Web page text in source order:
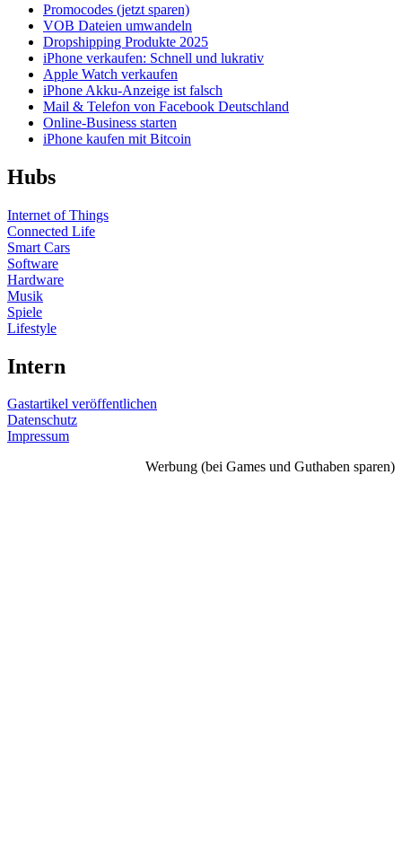
Promocodes (jetzt sparen)
VOB Dateien umwandeln
Dropshipping Produkte 2025
iPhone verkaufen: Schnell und lukrativ
Apple Watch verkaufen
iPhone Akku-Anzeige ist falsch
Mail & Telefon von Facebook Deutschland
Online-Business starten
iPhone kaufen mit Bitcoin
Hubs
Internet of Things
Connected Life
Smart Cars
Software
Hardware
Musik
Spiele
Lifestyle
Intern
Gastartikel veröffentlichen
Datenschutz
Impressum
Werbung (bei Games und Guthaben sparen)